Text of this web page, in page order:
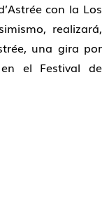
con la Los
realizará,
una gira por
el Festival de